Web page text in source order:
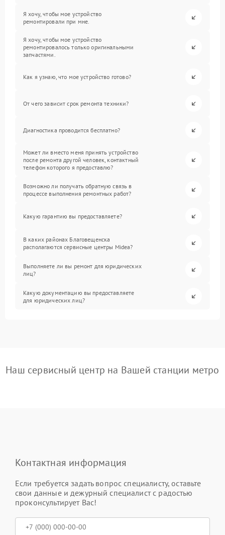
Я хочу, чтобы мое устройство
ремонтировали при мне.
Я хочу, чтобы мое устройство
ремонтировалось только оригинальными
запчастями.
Как я узнаю, что мое устройство готово?
От чего зависит срок ремонта техники?
Диагностика проводится бесплатно?
Может ли вместо меня принять устройство
после ремонта другой человек, контактный
телефон которого я предоставлю?
Возможно ли получать обратную связь в
процессе выполнения ремонтных работ?
Какую гарантию вы предоставляете?
В каких районах Благовещенска
располагаются сервисные центры Midea?
Выполняете ли вы ремонт для юридических
лиц?
Какую документацию вы предоставляете
для юридических лиц?
Наш сервисный центр на Вашей станции метро
Контактная информация
Если требуется задать вопрос специалисту, оставьте
свои данные и дежурный специалист с радостью
проконсультирует Вас!